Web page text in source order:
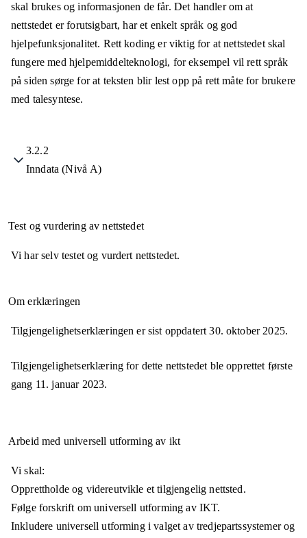
skal brukes og informasjonen de får. Det handler om at
nettstedet er forutsigbart, har et enkelt språk og god
hjelpefunksjonalitet. Rett koding er viktig for at nettstedet skal
fungere med hjelpemiddelteknologi, for eksempel vil rett språk
på siden sørge for at teksten blir lest opp på rett måte for brukere
med talesyntese.
3.2.2
Inndata (Nivå A)
Test og vurdering av nettstedet
Vi har selv testet og vurdert nettstedet.
Om erklæringen
Tilgjengelighetserklæringen er sist oppdatert30. oktober 2025.
Tilgjengelighetserklæring for dette nettstedet ble opprettet første
gang 11. januar 2023.
Arbeid med universell utforming av ikt
Vi skal:
Opprettholde og videreutvikle et tilgjengelig nettsted.
Følge forskrift om universell utforming av IKT.
Inkludere universell utforming i valget av tredjepartssystemer og